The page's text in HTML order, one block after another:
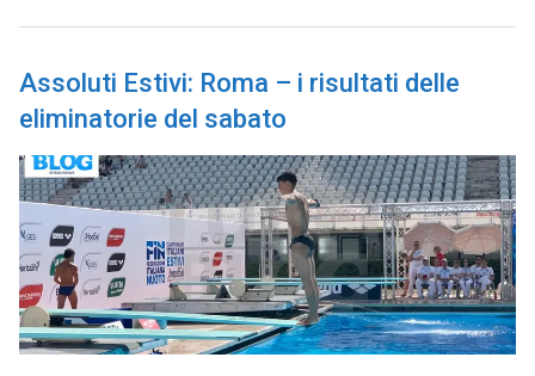
Assoluti Estivi: Roma – i risultati delle
eliminatorie del sabato